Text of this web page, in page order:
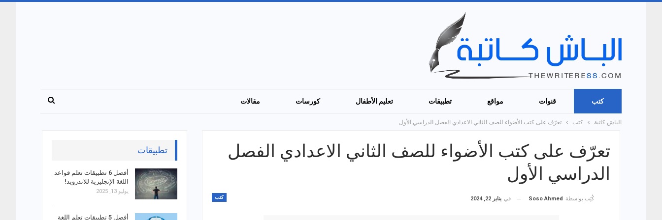
كتب قنوات مواقع تطبيقات تعليم الأطفال كورسات مقالات
الباش كاتبة كتب تعرّف على كتب الأضواء للصف الثاني الاعدادي الفصل الدراسي الأول
تعرّف على كتب الأضواء للصف الثاني الاعدادي الفصل
الدراسي الأول
كتب كُتِب بواسطة Soso Ahmed في يناير 22, 2024
تطبيقات
أفضل 6 تطبيقات تعلم قواعد
اللغة الإنجليزية للاندرويد!
يوليو 13, 2025
أفضل 5 تطبيقات تعلم اللغة